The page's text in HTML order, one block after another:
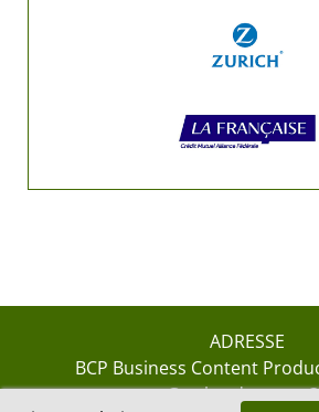
ADRESSE
BCP Business Content
Gotthardstrasse